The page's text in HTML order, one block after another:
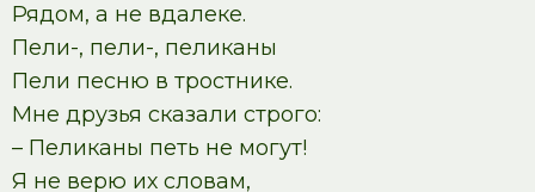
Рядом, а не вдалеке.
Пели-, пели-, пеликаны
Пели песню в тростнике.
Мне друзья сказали строго:
– Пеликаны петь не могут!
Я не верю их словам,